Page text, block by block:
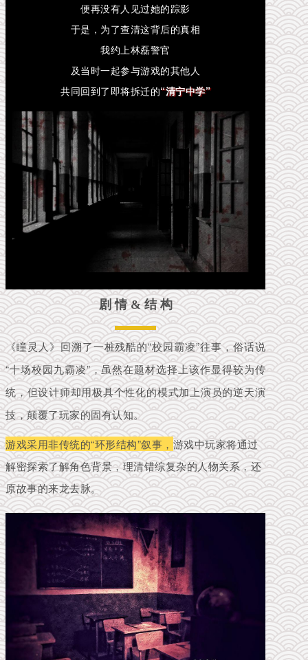
便再没有人见过她的踪影
于是，为了查清这背后的真相
我约上林磊警官
及当时一起参与游戏的其他人
共同回到了即将拆迁的“清宁中学”
剧 情 & 结 构
《瞳灵人》回溯了一桩残酷的“校园霸凌”往事，俗话说
“十场校园九霸凌”，虽然在题材选择上该作显得较为传
统，但设计师却用极具个性化的模式加上演员的逆天演
技，颠覆了玩家的固有认知。
游戏采用非传统的“环形结构”叙事， 游戏中玩家将通过
解密探索了解角色背景，理清错综复杂的人物关系，还
原故事的来龙去脉。